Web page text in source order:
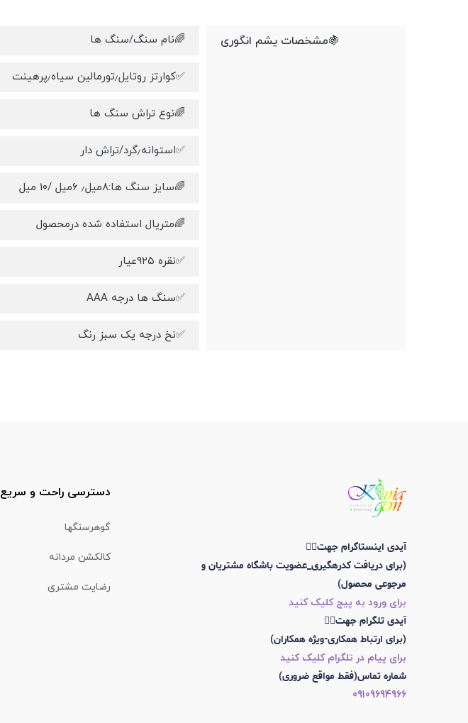
🍇مشخصات یشم انگوری 🌈نام سنگ/سنگ ها
✅کوارتز روتایل٫تورمالین سیاه٫پرهینت
🌈نوع تراش سنگ ها
✅استوانه٫گرد/تراش دار
🌈سایز سنگ ها:۸میل٫ ۶میل /۱۰ میل
🌈متریال استفاده شده درمحصول
✅نقره ۹۲۵عیار
✅سنگ ها درجه AAA
✅نخ درجه یک سبز رنگ
آیدی اینستاگرام جهت👇🏼
(برای دریافت کدرهگیری_عضویت باشگاه مشتریان و
مرجوعی محصول)
برای ورود به پیج کلیک کنید
آیدی تلگرام جهت👇🏼
(برای ارتباط همکاری-ویژه همکاران)
برای پیام در تلگرام کلیک کنید
شماره تماس(فقط مواقع ضروری)
09109694966
دسترسی راحت و سریع
گوهرسنگها
کالکشن مردانه
رضایت مشتری